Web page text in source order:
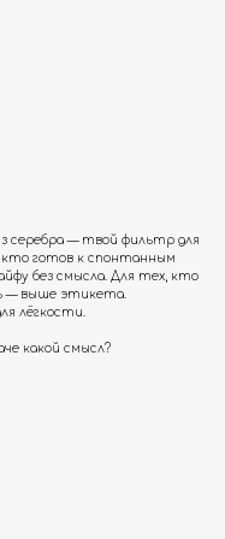
серебра — твой фильтр для
кто готов к спонтанным
без смысла. Для тех, кто
— выше этикета.
лёгкости.
какой смысл?